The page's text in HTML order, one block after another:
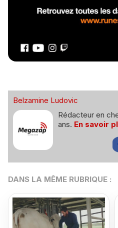
Belzamine Ludovic
Rédacteur en
ans. En savoir
DANS LA MÊME RUBRIQUE :